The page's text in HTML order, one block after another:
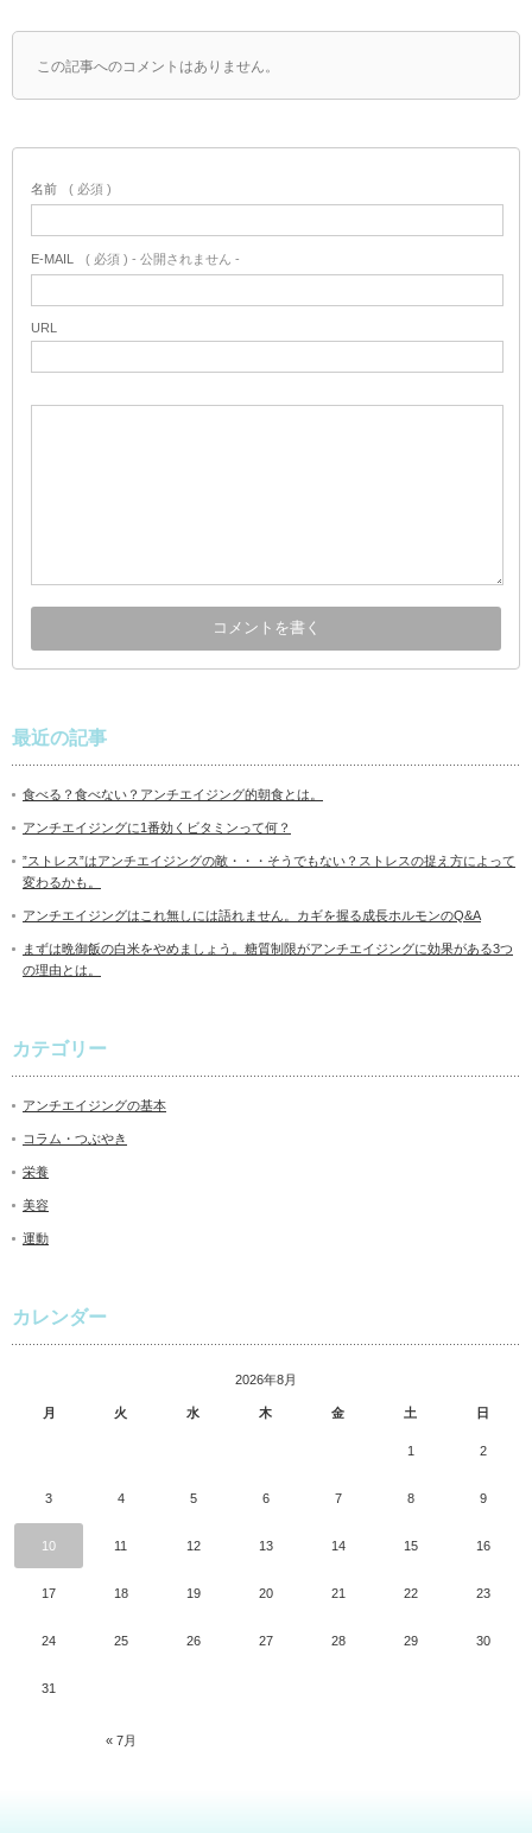
この記事へのコメントはありません。
名前 ( 必須 )
E-MAIL ( 必須 ) - 公開されません -
URL
最近の記事
食べる？食べない？アンチエイジング的朝食とは。
アンチエイジングに1番効くビタミンって何？
”ストレス”はアンチエイジングの敵・・・そうでもない？ストレスの捉え方によって
変わるかも。
アンチエイジングはこれ無しには語れません。カギを握る成長ホルモンのQ&A
まずは晩御飯の白米をやめましょう。糖質制限がアンチエイジングに効果がある3つ
の理由とは。
カテゴリー
アンチエイジングの基本
コラム・つぶやき
栄養
美容
運動
カレンダー
2026年8月
月 火 水 木 金 土 日
« 7月
1 2
3 4 5 6 7 8 9
10 11 12 13 14 15 16
17 18 19 20 21 22 23
24 25 26 27 28 29 30
31